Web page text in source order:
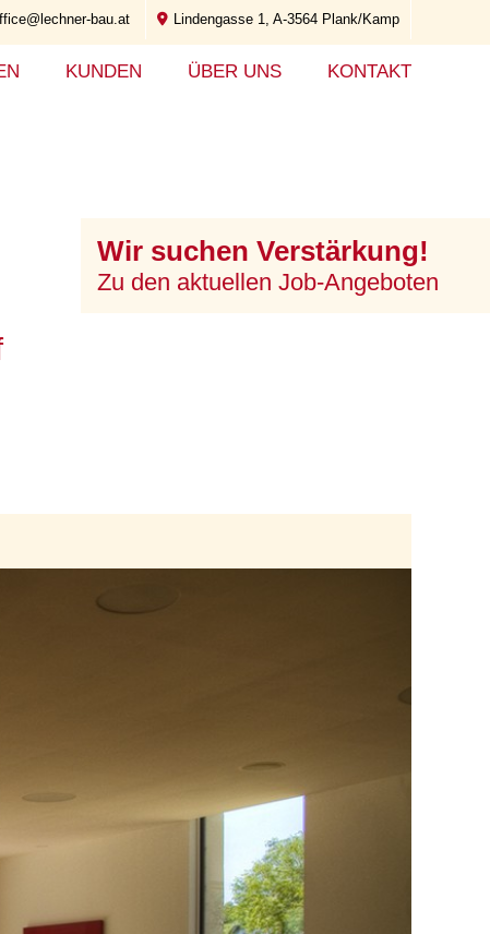
bau.at Lindengasse 1, A-3564 Plank/Kamp
KUNDEN ÜBER UNS KONTAKT
Wir suchen Verstärkung!
Zu den aktuellen Job-Angeboten